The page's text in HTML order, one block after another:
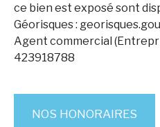
ce bien est exposé sont
Géorisques :
Agent commercial
423918788
NOS HONORAIRES